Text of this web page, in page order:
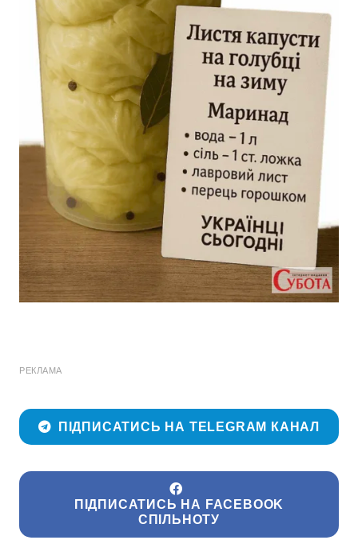
РЕКЛАМА
ПІДПИСАТИСЬ НА TELEGRAM КАНАЛ
ПІДПИСАТИСЬ НА FACEBOOK
СПІЛЬНОТУ